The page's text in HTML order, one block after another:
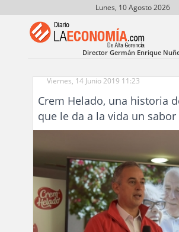
Lunes, 10 Agosto 2026
Director Germán Enrique
Viernes, 14 Junio 2019 11:23
Crem Helado, una historia
que le da a la vida un